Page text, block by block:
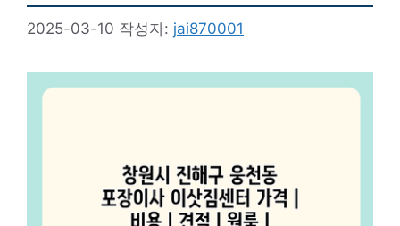
2025-03-10 작성자: jai870001